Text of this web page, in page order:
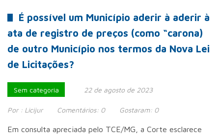
É possível um Município aderir à aderir à
ata de registro de preços (como “carona)
de outro Município nos termos da Nova Lei
de Licitações?
Sem categoria 22 de agosto de 2023
Por : Licijur Comentários: 0 Gostaram: 0
Em consulta apreciada pelo TCE/MG, a Corte esclarece